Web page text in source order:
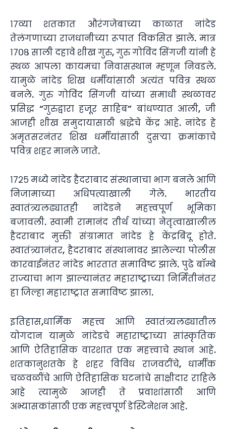
१७व्या शतकात औरंगजेबाच्या काळात नांदेड
तेलंगणाच्या राजधानीच्या रूपात विकसित झाले. मात्र
१७०८ साली दहावे शीख गुरु, गुरु गोविंद सिंगजी यांनी हे
स्थळ आपला कायमचा निवासस्थान म्हणून निवडले.
यामुळे नांदेड शिख धर्मीयांसाठी अत्यंत पवित्र स्थळ
बनले. गुरु गोविंद सिंगजी यांच्या समाधी स्थळावर
प्रसिद्ध “गुरुद्वारा हजूर साहिब” बांधण्यात आली, जी
आजही शीख समुदायासाठी श्रद्धेचे केंद्र आहे. नांदेड हे
अमृतसरनंतर शिख धर्मीयांसाठी दुसऱ्या क्रमांकाचे
पवित्र शहर मानले जाते.
१७२५ मध्ये नांदेड हैदराबाद संस्थानाचा भाग बनले आणि
निजामाच्या अधिपत्याखाली गेले. भारतीय
स्वातंत्र्यलढ्यातही नांदेडने महत्त्वपूर्ण भूमिका
बजावली. स्वामी रामानंद तीर्थ यांच्या नेतृत्वाखालील
हैदराबाद मुक्ती संग्रामात नांदेड हे केंद्रबिंदू होते.
स्वातंत्र्यानंतर, हैदराबाद संस्थानावर झालेल्या पोलीस
कारवाईनंतर नांदेड भारतात समाविष्ट झाले. पुढे बॉम्बे
राज्याचा भाग झाल्यानंतर महाराष्ट्राच्या निर्मितीनंतर
हा जिल्हा महाराष्ट्रात समाविष्ट झाला.
इतिहास,धार्मिक महत्त्व आणि स्वातंत्र्यलढ्यातील
योगदान यामुळे नांदेडचे महाराष्ट्राच्या सांस्कृतिक
आणि ऐतिहासिक वारशात एक महत्त्वाचे स्थान आहे.
शतकानुशतके हे शहर विविध राजवटींचे, धार्मीक
चळवळींचे आणि ऐतिहासिक घटनांचे साक्षीदार राहिले
आहे त्यामुळे आजही ते प्रवाशांसाठी आणि
अभ्यासकांसाठी एक महत्त्वपूर्ण डेस्टिनेशन आहे.